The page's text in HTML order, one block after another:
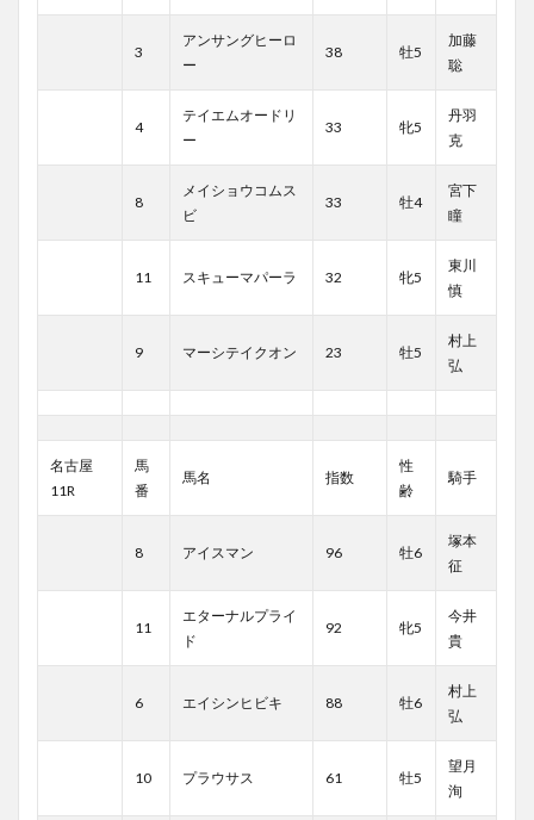
3
アンサングヒーロ
ー
38 牡5
加藤
聡
4
テイエムオードリ
ー
33 牝5
丹羽
克
8
メイショウコムス
ビ
33 牡4
宮下
瞳
11 スキューマパーラ 32 牝5
東川
慎
9 マーシテイクオン 23 牡5
村上
弘
名古屋
11R
馬
番
馬名 指数
性
齢
騎手
8 アイスマン 96 牡6
塚本
征
11
エターナルプライ
ド
92 牝5
今井
貴
6 エイシンヒビキ 88 牡6
村上
弘
10 プラウサス 61 牡5
望月
洵